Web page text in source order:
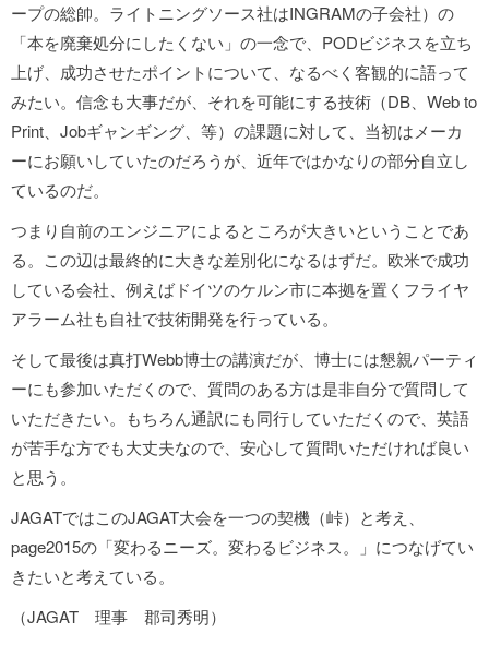
ープの総帥。ライトニングソース社はINGRAMの子会社）の
「本を廃棄処分にしたくない」の一念で、PODビジネスを立ち
上げ、成功させたポイントについて、なるべく客観的に語って
みたい。信念も大事だが、それを可能にする技術（DB、Web to
Print、Jobギャンギング、等）の課題に対して、当初はメーカ
ーにお願いしていたのだろうが、近年ではかなりの部分自立し
ているのだ。
つまり自前のエンジニアによるところが大きいということであ
る。この辺は最終的に大きな差別化になるはずだ。欧米で成功
している会社、例えばドイツのケルン市に本拠を置くフライヤ
アラーム社も自社で技術開発を行っている。
そして最後は真打Webb博士の講演だが、博士には懇親パーティ
ーにも参加いただくので、質問のある方は是非自分で質問して
いただきたい。もちろん通訳にも同行していただくので、英語
が苦手な方でも大丈夫なので、安心して質問いただければ良い
と思う。
JAGATではこのJAGAT大会を一つの契機（峠）と考え、
page2015の「変わるニーズ。変わるビジネス。」につなげてい
きたいと考えている。
（JAGAT 理事 郡司秀明）